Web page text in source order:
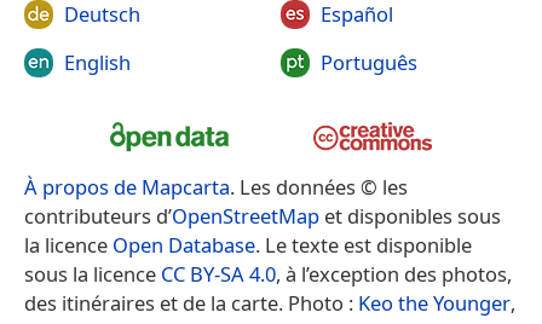
Deutsch
English
Español
Português
À propos de Mapcarta. Les données © les
contributeurs d’OpenStreetMap et disponibles sous
la licence Open Database. Le texte est disponible
sous la licence CC BY-SA 4.0, à l’exception des photos,
des itinéraires et de la carte. Photo : Keo the Younger,